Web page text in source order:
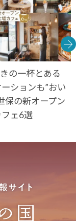
の一杯とある
ションも”おい
保の新オープン
フェ6選